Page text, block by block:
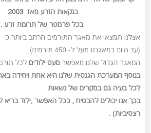
בנקאות הזרע מאז 2003
בכל פרמטר של תרומת זרע .
אצלנו תמצאי את מאגר התורמים הרחב ביותר כ-
(עד היום במאגרנו מעל ל- 450 תורמים).
המאגר הגדול שלנו מאפשרמעט ילודיםלכל
בנוסף המערכת הגנטית שלנו היא אחת ויחידה
לכל בעיה גם במקרים של נשאות
בכך אנו יכולים להבטיח , ככל האפשר ,ילוד בריא
רצסיביות) .